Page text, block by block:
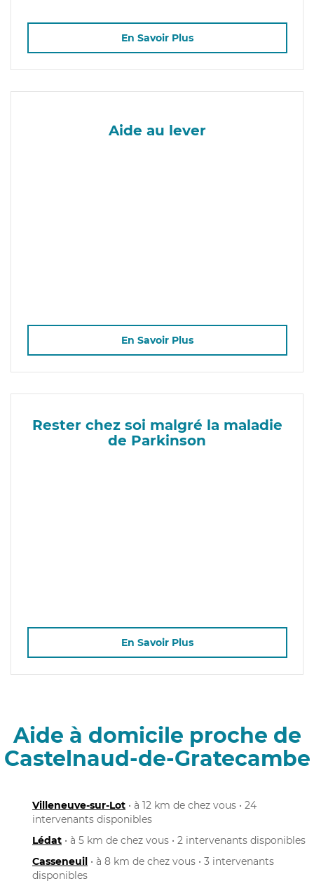
En Savoir Plus
Aide au lever
En Savoir Plus
Rester chez soi malgré la maladie
de Parkinson
En Savoir Plus
Aide à domicile proche de
Castelnaud-de-Gratecambe
Villeneuve-sur-Lot • à 12 km de chez vous • 24
intervenants disponibles
Lédat • à 5 km de chez vous • 2 intervenants disponibles
Casseneuil • à 8 km de chez vous • 3 intervenants
disponibles